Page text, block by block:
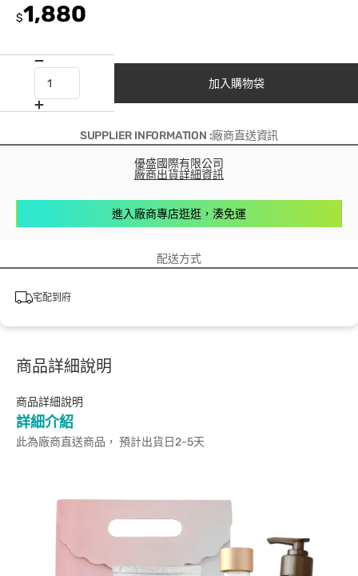
$1,880
加入購物袋
SUPPLIER INFORMATION :廠商直送資訊
優盛國際有限公司
廠商出貨詳細資訊
進入廠商專店逛逛，湊免運
配送方式
宅配到府
商品詳細說明
商品詳細說明
詳細介紹
此為廠商直送商品， 預計出貨日2-5天